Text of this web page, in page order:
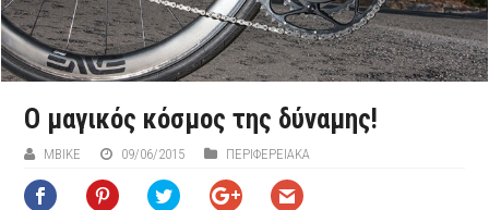
Ο μαγικός κόσμος της δύναμης!
ΜΒIKE 09/06/2015 ΠΕΡΙΦΕΡΕΙΑΚΆ